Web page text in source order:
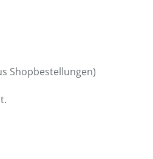
Shopbestellungen)